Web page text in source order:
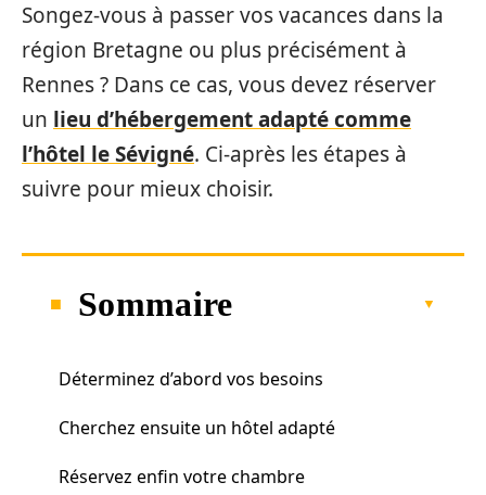
Songez-vous à passer vos vacances dans la
région Bretagne ou plus précisément à
Rennes ? Dans ce cas, vous devez réserver
un lieu d’hébergement adapté comme
l’hôtel le Sévigné. Ci-après les étapes à
suivre pour mieux choisir.
Sommaire
Déterminez d’abord vos besoins
Cherchez ensuite un hôtel adapté
Réservez enfin votre chambre